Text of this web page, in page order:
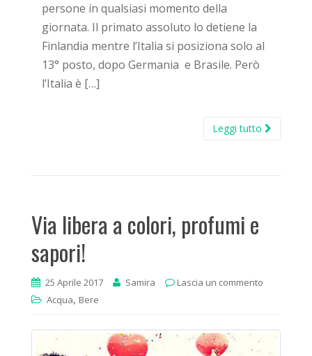
persone in qualsiasi momento della
giornata. Il primato assoluto lo detiene la
Finlandia mentre l’Italia si posiziona solo al
13° posto, dopo Germania e Brasile. Però
l’Italia è […]
Leggi tutto
Via libera a colori, profumi e
sapori!
25 Aprile 2017 Samira
Lascia un commento
Acqua, Bere